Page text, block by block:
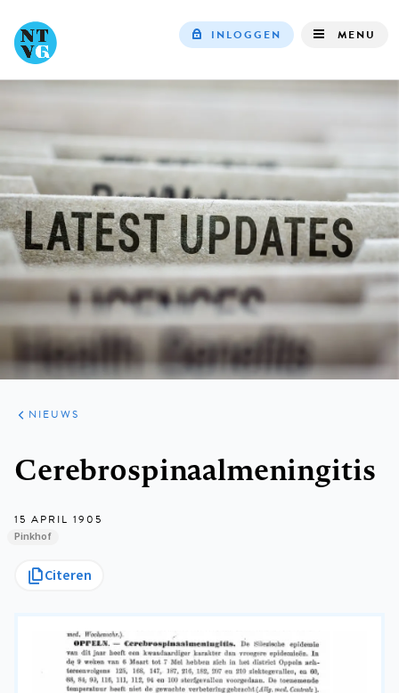
navigation
INLOGGEN MENU
ARTIKELEN
HET
KORT
NIEUWS
Cerebrospinaalmeningitis
15 APRIL 1905
Pinkhof
Citeren